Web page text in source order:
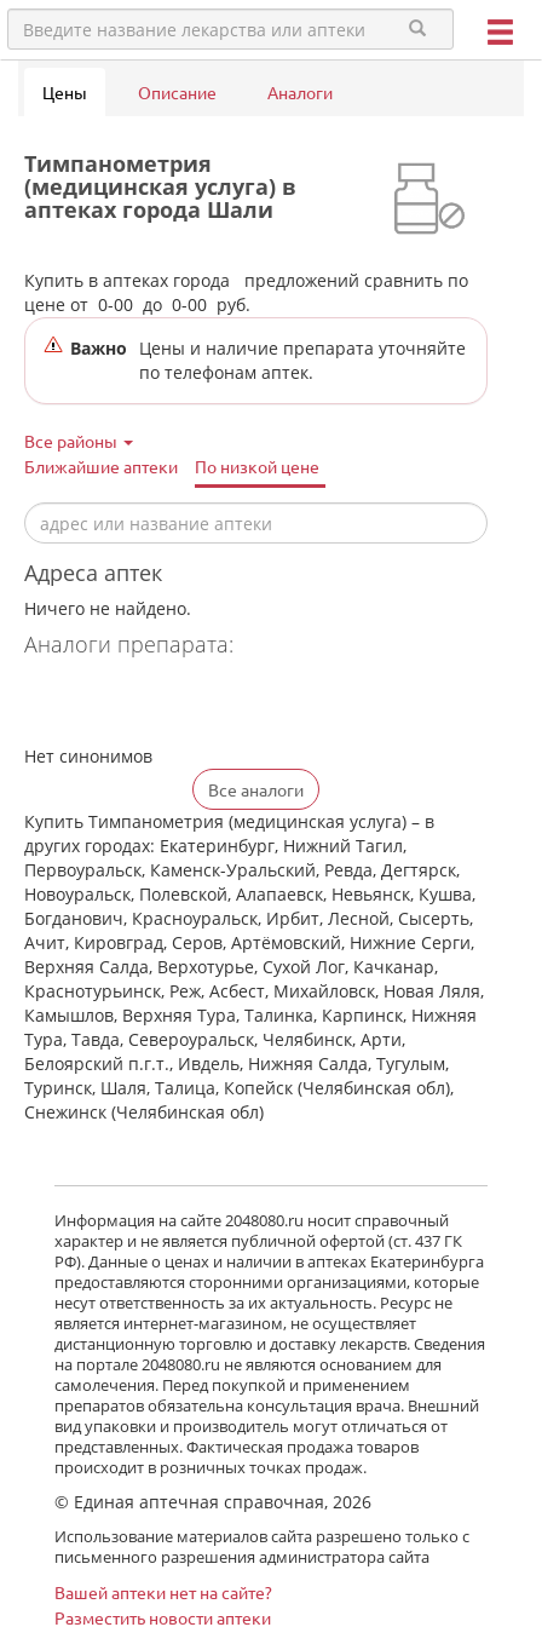
Цены Описание Аналоги
Тимпанометрия
(медицинская услуга) в
аптеках города Шали
Купить в аптеках города
предложений сравнить по
цене от 0-00 до 0-00 руб.
Важно
Цены и наличие препарата уточняйте
по телефонам аптек.
Все районы
Ближайшие аптеки
По низкой цене
Адреса аптек
Ничего не найдено.
Аналоги препарата:
Нет синонимов
Все аналоги
Купить Тимпанометрия (медицинская услуга) – в
других городах: Екатеринбург, Нижний Тагил,
Первоуральск, Каменск-Уральский, Ревда, Дегтярск,
Новоуральск, Полевской, Алапаевск, Невьянск, Кушва,
Богданович, Красноуральск, Ирбит, Лесной, Сысерть,
Ачит, Кировград, Серов, Артёмовский, Нижние Cерги,
Верхняя Салда, Верхотурье, Сухой Лог, Качканар,
Краснотурьинск, Реж, Асбест, Михайловск, Новая Ляля,
Камышлов, Верхняя Тура, Талинка, Карпинск, Нижняя
Тура, Тавда, Североуральск, Челябинск, Арти,
Белоярский п.г.т., Ивдель, Нижняя Салда, Тугулым,
Туринск, Шаля, Талица, Копейск (Челябинская обл),
Снежинск (Челябинская обл)
Информация на сайте 2048080.ru носит справочный
характер и не является публичной офертой (ст. 437 ГК
РФ). Данные о ценах и наличии в аптеках Екатеринбурга
предоставляются сторонними организациями, которые
несут ответственность за их актуальность. Ресурс не
является интернет-магазином, не осуществляет
дистанционную торговлю и доставку лекарств. Сведения
на портале 2048080.ru не являются основанием для
самолечения. Перед покупкой и применением
препаратов обязательна консультация врача. Внешний
вид упаковки и производитель могут отличаться от
представленных. Фактическая продажа товаров
происходит в розничных точках продаж.
© Единая аптечная справочная, 2026
Использование материалов сайта разрешено только с
письменного разрешения администратора сайта
Вашей аптеки нет на сайте?
Разместить новости аптеки